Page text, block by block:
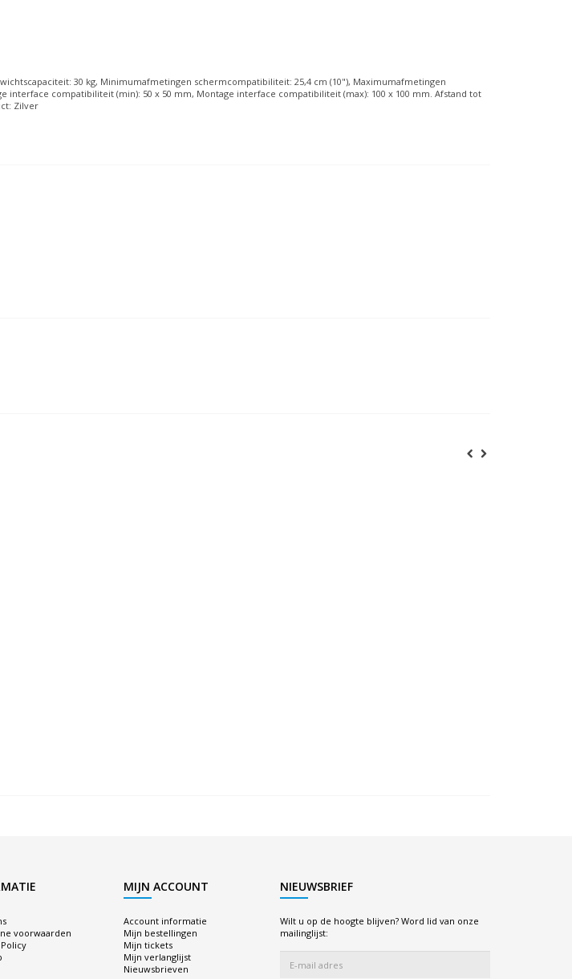
30 kg, Minimumafmetingen schermcompatibiliteit: 25,4 cm (10"), Maximumafmetingen
interface compatibiliteit (min): 50 x 50 mm, Montage interface compatibiliteit (max): 100 x 100 mm. Afstand tot
Zilver
voorwaarden
MIJN ACCOUNT
Account informatie
Mijn bestellingen
Mijn tickets
Mijn verlanglijst
Nieuwsbrieven
NIEUWSBRIEF
Wilt u op de hoogte blijven? Word lid van onze
mailinglijst: